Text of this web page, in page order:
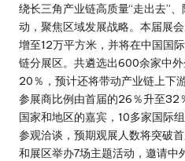
绕长三角产业链高质量“走出去”
动，聚焦区域发展战略。本届展
增至12万平方米，并将在中国国
链分展区。共遴选出600余家中
20％，预计还将带动产业链上下
参展商比例由首届的26％升至32
国家和地区的嘉宾，10多家国际
参观洽谈，预期观展人数将突破
和展区举办7场主题活动，邀请中